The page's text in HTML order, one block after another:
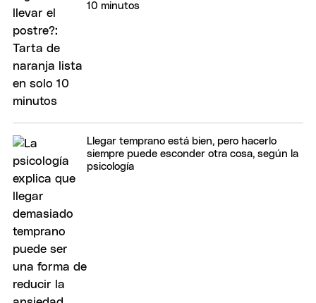
10 minutos
Llegar temprano está bien, pero hacerlo
siempre puede esconder otra cosa, según la
psicología